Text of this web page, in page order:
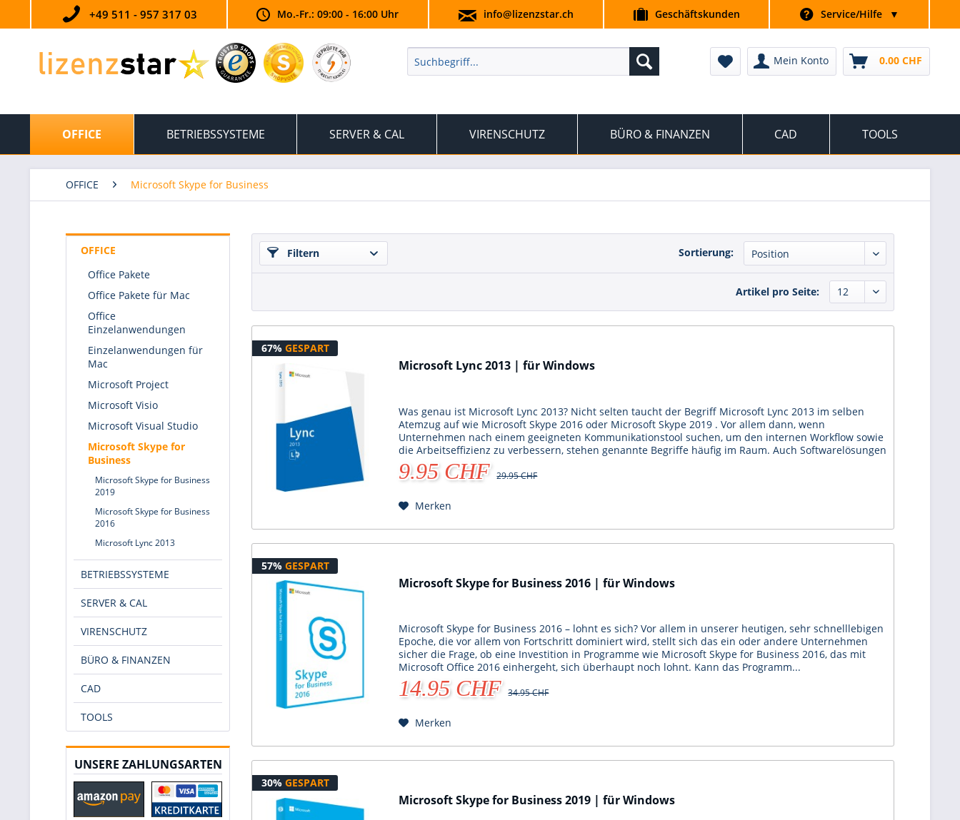
+49 511 - 957 317 03 Mo.-Fr.: 09:00 - 16:00 Uhr info@lizenzstar.ch Geschäftskunden Service/Hilfe ▼
Mein Konto 0.00 CHF
OFFICE BETRIEBSSYSTEME SERVER & CAL VIRENSCHUTZ BÜRO & FINANZEN CAD TOOLS
OFFICE Microsoft Skype for Business
OFFICE
Office Pakete
Office Pakete für Mac
Office
Einzelanwendungen
Einzelanwendungen für
Mac
Microsoft Project
Microsoft Visio
Microsoft Visual Studio
Microsoft Skype for
Business
Microsoft Skype for Business
2019
Microsoft Skype for Business
2016
Microsoft Lync 2013
BETRIEBSSYSTEME
SERVER & CAL
VIRENSCHUTZ
BÜRO & FINANZEN
CAD
TOOLS
UNSERE ZAHLUNGSARTEN
Filtern Sortierung:
Artikel pro Seite:
67% GESPART
Microsoft Lync 2013 | für Windows
Was genau ist Microsoft Lync 2013? Nicht selten taucht der Begriff Microsoft Lync 2013 im selben
Atemzug auf wie Microsoft Skype 2016 oder Microsoft Skype 2019 . Vor allem dann, wenn
Unternehmen nach einem geeigneten Kommunikationstool suchen, um den internen Workflow sowie
die Arbeitseffizienz zu verbessern, stehen genannte Begriffe häufig im Raum. Auch Softwarelösungen
wie...
9.95 CHF 29.95 CHF
Merken
57% GESPART
Microsoft Skype for Business 2016 | für Windows
Microsoft Skype for Business 2016 – lohnt es sich? Vor allem in unserer heutigen, sehr schnelllebigen
Epoche, die vor allem von Fortschritt dominiert wird, stellt sich das ein oder andere Unternehmen
sicher die Frage, ob eine Investition in Programme wie Microsoft Skype for Business 2016, das mit
Microsoft Office 2016 einhergeht, sich überhaupt noch lohnt. Kann das Programm...
14.95 CHF 34.95 CHF
Merken
30% GESPART
Microsoft Skype for Business 2019 | für Windows